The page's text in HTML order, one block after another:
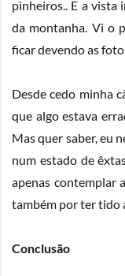
pinheiros.. E a vista
da montanha. Vi o
ficar devendo as
Desde cedo minha
que algo estava
Mas quer saber, eu
num estado de
apenas contemplar
também por ter tido
Conclusão